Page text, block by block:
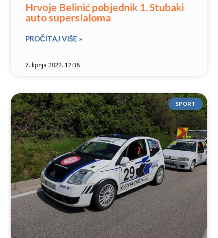
Hrvoje Belinić pobjednik 1. Stubaki
auto superslaloma
PROČITAJ VIŠE »
7. lipnja 2022. 12:38
SPORT